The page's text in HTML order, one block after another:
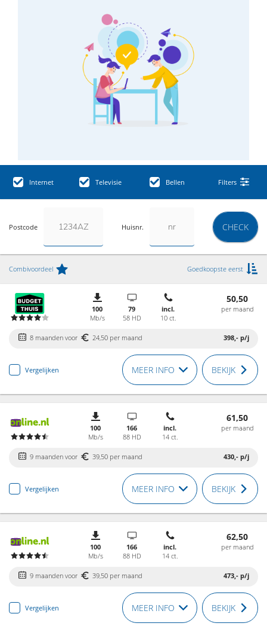
Internet Televisie Bellen Filters
Postcode Huisnr. CHECK
Combivoordeel Goedkoopste eerst
100
Mb/s
79
58 HD
incl.
10 ct.
50,50
per maand
8 maanden voor 24,50 per maand 398,- p/j
Vergelijken MEER INFO BEKIJK
100
Mb/s
166
88 HD
incl.
14 ct.
61,50
per maand
9 maanden voor 39,50 per maand 430,- p/j
Vergelijken MEER INFO BEKIJK
100
Mb/s
166
88 HD
incl.
14 ct.
62,50
per maand
9 maanden voor 39,50 per maand 473,- p/j
Vergelijken MEER INFO BEKIJK